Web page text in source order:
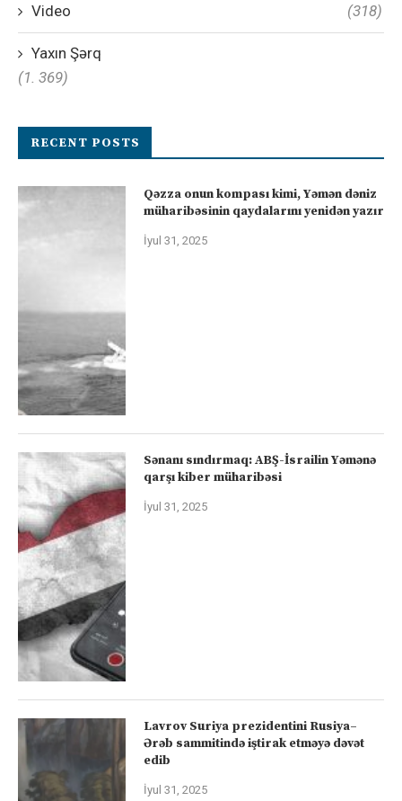
Video (318)
Yaxın Şərq
(1. 369)
RECENT POSTS
Qəzza onun kompası kimi, Yəmən dəniz
müharibəsinin qaydalarını yenidən yazır
İyul 31, 2025
Sənanı sındırmaq: ABŞ-İsrailin Yəmənə
qarşı kiber müharibəsi
İyul 31, 2025
Lavrov Suriya prezidentini Rusiya–
Ərəb sammitində iştirak etməyə dəvət
edib
İyul 31, 2025